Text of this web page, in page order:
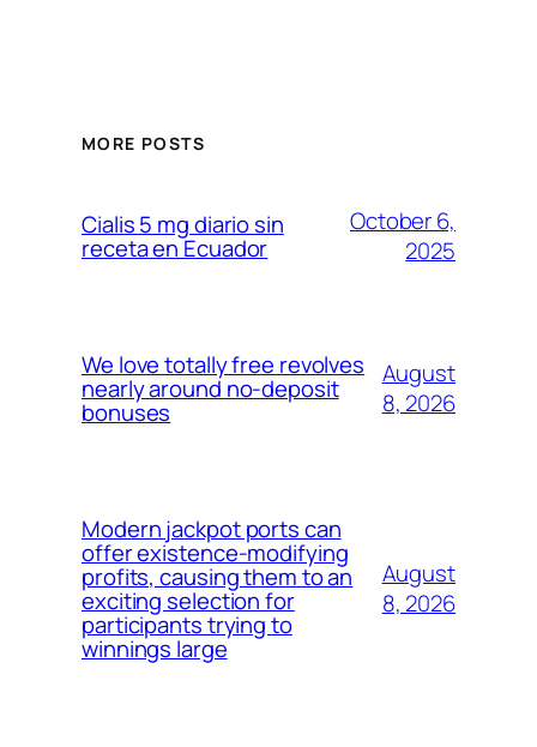
MORE POSTS
Cialis 5 mg diario sin
receta en Ecuador
October 6,
2025
We love totally free revolves
nearly around no-deposit
bonuses
August
8, 2026
Modern jackpot ports can
offer existence-modifying
profits, causing them to an
exciting selection for
participants trying to
winnings large
August
8, 2026